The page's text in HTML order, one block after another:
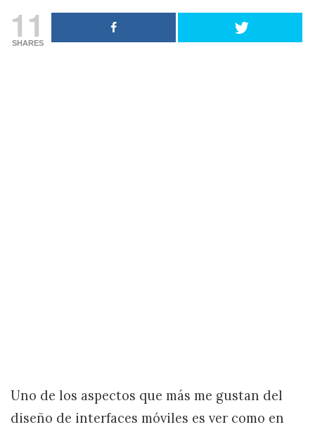
11
SHARES
Uno de los aspectos que más me gustan del
diseño de interfaces móviles es ver como en